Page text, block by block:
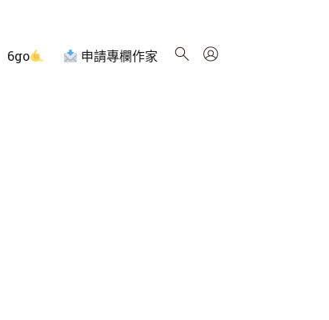
6go 申請專欄作家